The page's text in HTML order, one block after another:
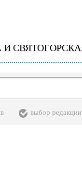
выбор редакции